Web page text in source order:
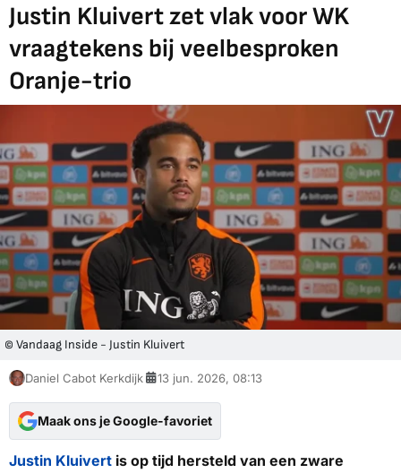
Justin Kluivert zet vlak voor WK
vraagtekens bij veelbesproken
Oranje-trio
© Vandaag Inside - Justin Kluivert
Daniel Cabot Kerkdijk 13 jun. 2026, 08:13
Maak ons je Google-favoriet
Justin Kluivert is op tijd hersteld van een zware